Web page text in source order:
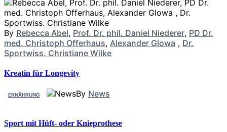
By Rebecca Abel, Prof. Dr. phil. Daniel Niederer, PD Dr.
med. Christoph Offerhaus, Alexander Glowa , Dr.
Sportwiss. Christiane Wilke
Kreatin für Longevity
ERNÄHRUNG By News
Sport mit Hüft- oder Knieprothese